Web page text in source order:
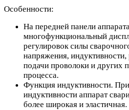
Особенности:
На передней панели
многофункциональный
регулировок силы
напряжения, индуктивности,
подачи проволоки и других
процесса.
Функция индуктивности.
индуктивности аппарат
более широкая и